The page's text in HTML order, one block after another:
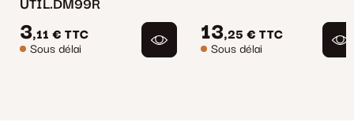
UTIL.DM99R
3,11 € TTC
Sous délai
13,25 € TTC
Sous délai